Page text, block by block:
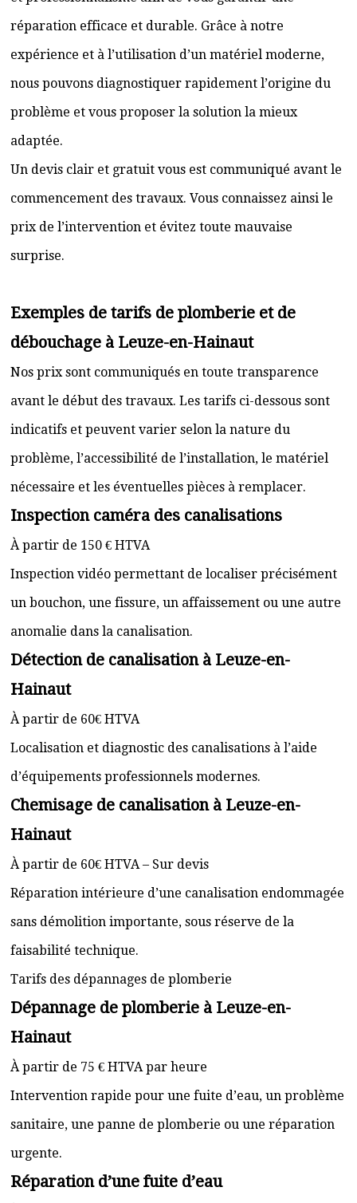
réparation efficace et durable. Grâce à notre
expérience et à l’utilisation d’un matériel moderne,
nous pouvons diagnostiquer rapidement l’origine du
problème et vous proposer la solution la mieux
adaptée.
Un devis clair et gratuit vous est communiqué avant le
commencement des travaux. Vous connaissez ainsi le
prix de l’intervention et évitez toute mauvaise
surprise.
Exemples de tarifs de plomberie et de
débouchage à Leuze-en-Hainaut
Nos prix sont communiqués en toute transparence
avant le début des travaux. Les tarifs ci-dessous sont
indicatifs et peuvent varier selon la nature du
problème, l’accessibilité de l’installation, le matériel
nécessaire et les éventuelles pièces à remplacer.
Inspection caméra des canalisations
À partir de 150 € HTVA
Inspection vidéo permettant de localiser précisément
un bouchon, une fissure, un affaissement ou une autre
anomalie dans la canalisation.
Détection de canalisation à Leuze-en-
Hainaut
À partir de 60€ HTVA
Localisation et diagnostic des canalisations à l’aide
d’équipements professionnels modernes.
Chemisage de canalisation à Leuze-en-
Hainaut
À partir de 60€ HTVA – Sur devis
Réparation intérieure d’une canalisation endommagée
sans démolition importante, sous réserve de la
faisabilité technique.
Tarifs des dépannages de plomberie
Dépannage de plomberie à Leuze-en-
Hainaut
À partir de 75 € HTVA par heure
Intervention rapide pour une fuite d’eau, un problème
sanitaire, une panne de plomberie ou une réparation
urgente.
Réparation d’une fuite d’eau